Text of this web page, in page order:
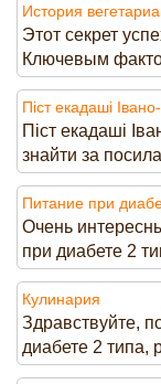
История
Этот секрет
Ключевым
Піст екадаші
Піст екадаші
знайти за
Питание при
Очень
при диабете 2
Кулинария
Здравствуйте,
диабете 2 типа,